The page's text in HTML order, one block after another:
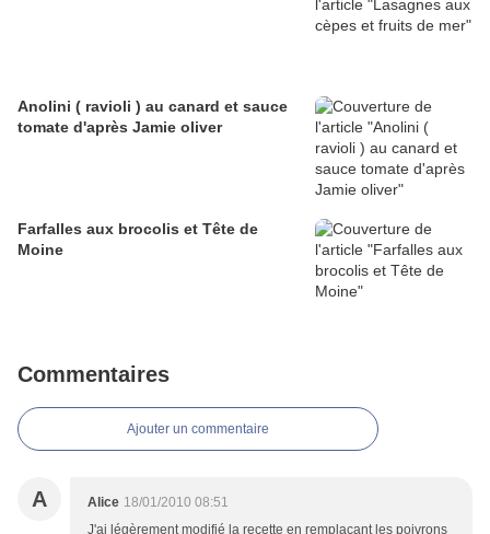
Anolini ( ravioli ) au canard et sauce
tomate d'après Jamie oliver
Farfalles aux brocolis et Tête de
Moine
Commentaires
Ajouter un commentaire
A Alice 18/01/2010 08:51
J'ai légèrement modifié la recette en remplaçant les poivrons